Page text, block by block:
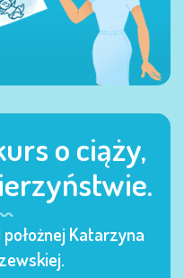
o ciąży,
Katarzyna